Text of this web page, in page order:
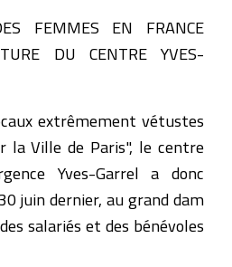
FEMMES EN FRANCE
DU CENTRE YVES-
extrêmement vétustes
la Ville de Paris", le centre
Yves-Garrel a donc
juin dernier, au grand dam
salariés et des bénévoles